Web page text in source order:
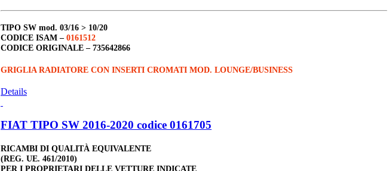
TIPO SW mod. 03/16 > 10/20
CODICE ISAM – 0161512
CODICE ORIGINALE – 735642866
GRIGLIA RADIATORE CON INSERTI CROMATI MOD. LOUNGE/BUSINESS
Details
FIAT TIPO SW 2016-2020 codice 0161705
RICAMBI DI QUALITÀ EQUIVALENTE
(REG. UE. 461/2010)
PER I PROPRIETARI DELLE VETTURE INDICATE